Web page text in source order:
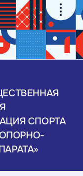
СПОРТА